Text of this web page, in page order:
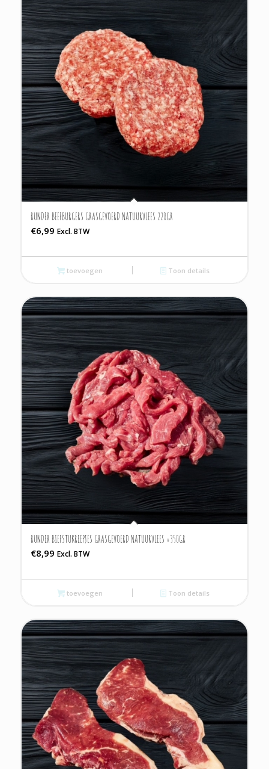
RUNDER BEEFBURGERS GRASGEVOERD NATUURVLEES 220GR
€6,99 Excl. BTW
toevoegen Toon details
RUNDER BIEFSTUKREEPJES GRASGEVOERD NATUURVLEES ±350GR
€8,99 Excl. BTW
toevoegen Toon details